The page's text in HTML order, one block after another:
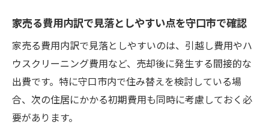
家売る費用内訳で見落としやすい点を守口市で確認
家売る費用内訳で見落としやすいのは、引越し費用やハ
ウスクリーニング費用など、売却後に発生する間接的な
出費です。特に守口市内で住み替えを検討している場
合、次の住居にかかる初期費用も同時に考慮しておく必
要があります。